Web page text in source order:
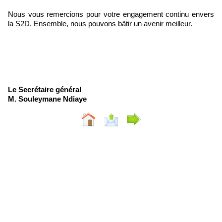
Nous vous remercions pour votre engagement continu envers
la S2D. Ensemble, nous pouvons bâtir un avenir meilleur.
Le Secrétaire général
M. Souleymane Ndiaye